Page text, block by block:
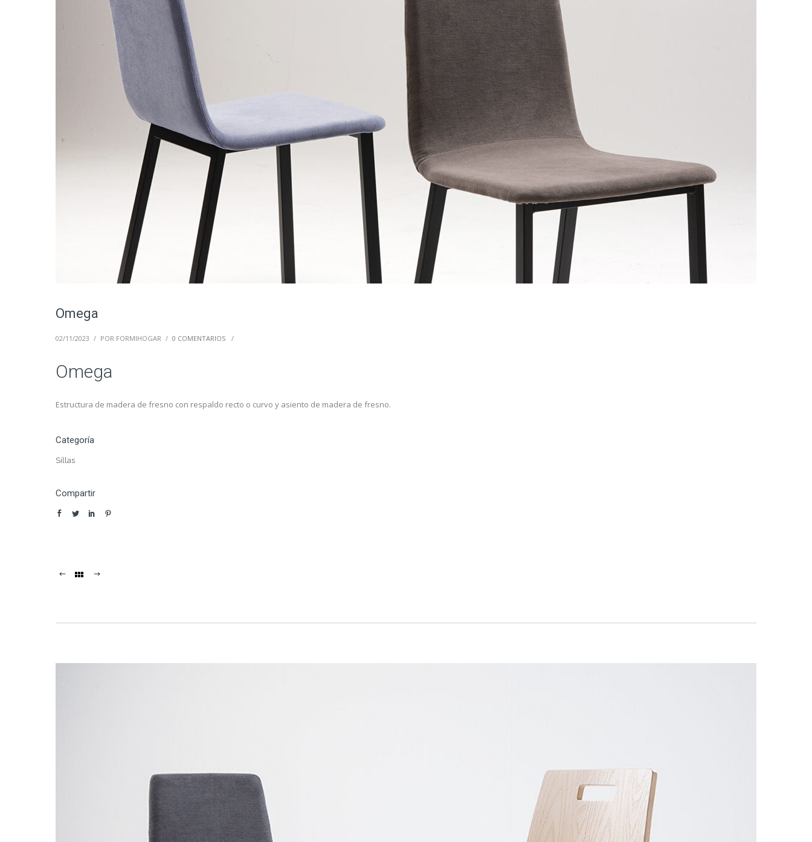
Omega
02/11/2023 / POR FORMIHOGAR / 0 COMENTARIOS /
Omega
Estructura de madera de fresno con respaldo recto o curvo y asiento de madera de fresno.
Categoría
Sillas
Compartir